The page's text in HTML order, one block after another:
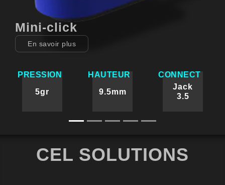
Mini-click
En savoir plus
PRESSION
5gr
HAUTEUR
9.5mm
CONNECT
Jack
3.5
CEL SOLUTIONS